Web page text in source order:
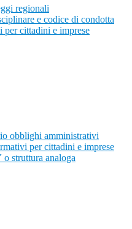
regionali
e codice di condotta
cittadini e imprese
obblighi amministrativi
per cittadini e imprese
struttura analoga